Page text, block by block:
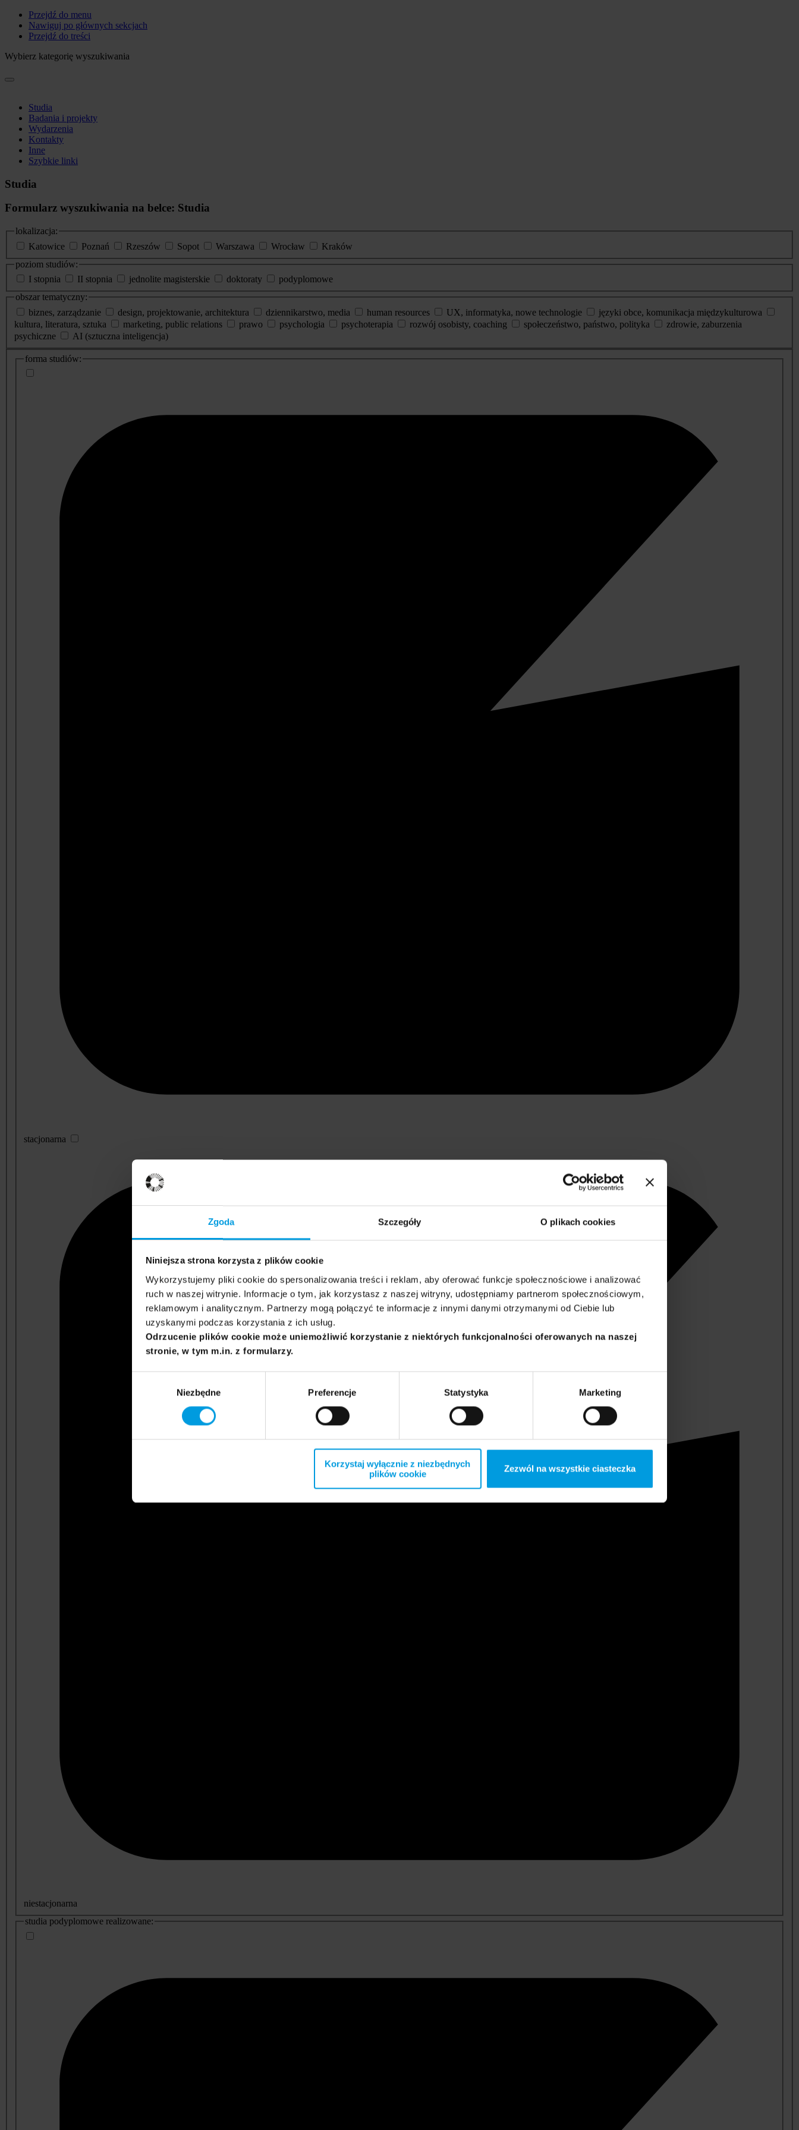
Zgoda Szczegóły O plikach cookies
Niniejsza strona korzysta z plików cookie
Wykorzystujemy pliki cookie do spersonalizowania treści i reklam, aby oferować funkcje społecznościowe i analizować
ruch w naszej witrynie. Informacje o tym, jak korzystasz z naszej witryny, udostępniamy partnerom społecznościowym,
reklamowym i analitycznym. Partnerzy mogą połączyć te informacje z innymi danymi otrzymanymi od Ciebie lub
uzyskanymi podczas korzystania z ich usług.
Odrzucenie plików cookie może uniemożliwić korzystanie z niektórych funkcjonalności oferowanych na naszej
stronie, w tym m.in. z formularzy.
Niezbędne Preferencje Statystyka Marketing
Korzystaj wyłącznie z niezbędnych
plików cookie
Zezwól na wszystkie ciasteczka
Przejdź do menu
Nawiguj po głównych sekcjach
Przejdź do treści
Wybierz kategorię wyszukiwania
Studia
Badania i projekty
Wydarzenia
Kontakty
Inne
Szybkie linki
Studia
Formularz wyszukiwania na belce: Studia
lokalizacja:
Katowice
Poznań Rzeszów Sopot Warszawa Wrocław
Kraków
poziom studiów:
I stopnia
II stopnia jednolite magisterskie doktoraty
podyplomowe
obszar tematyczny:
biznes, zarządzanie
design, projektowanie, architektura dziennikarstwo, media human resources UX, informatyka, nowe technologie
języki obce, komunikacja międzykulturowa
kultura, literatura, sztuka
marketing, public relations prawo psychologia psychoterapia rozwój osobisty, coaching społeczeństwo, państwo, polityka
zdrowie, zaburzenia
psychiczne
AI (sztuczna inteligencja)
dodatkowe
informacje
forma studiów:
stacjonarna
niestacjonarna
studia podyplomowe realizowane: